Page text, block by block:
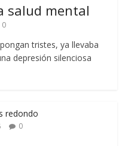
salud mental
0
tristes, ya llevaba
depresión silenciosa
redondo
0